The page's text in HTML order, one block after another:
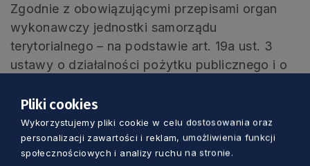
Zgodnie z obowiązującymi przepisami organ
wykonawczy jednostki samorządu
terytorialnego – na podstawie art. 19a ust. 3
ustawy o działalności pożytku publicznego i o
ma obowiązek, w terminie nie dłuższym niż 7
dni roboczych od dnia wpłynięcia oferty,
zamieszczenia wniosku na realizację zadania
publicznego w Biuletynie Informacji Publicznej,
Pliki cookies
Wykorzystujemy pliki cookie w celu dostosowania oraz
personalizacji zawartości i reklam, umożliwienia funkcji
społecznościowych i analizy ruchu na stronie.